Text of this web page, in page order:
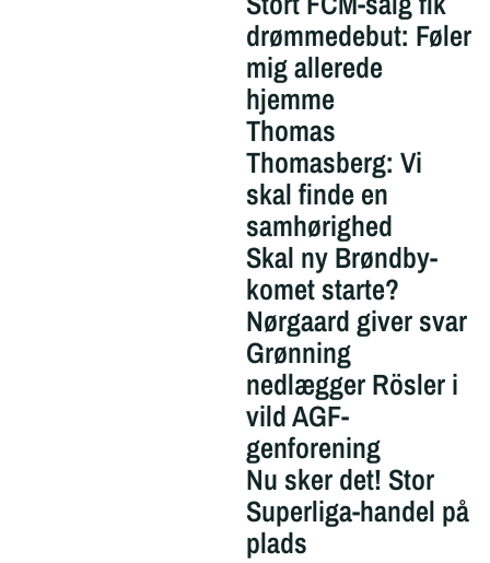
drømmedebut: Føler
mig allerede
hjemme
Thomas
Thomasberg: Vi
skal finde en
samhørighed
Skal ny Brøndby-
komet starte?
Nørgaard giver svar
Grønning
nedlægger Rösler i
vild AGF-
genforening
Nu sker det! Stor
Superliga-handel på
plads